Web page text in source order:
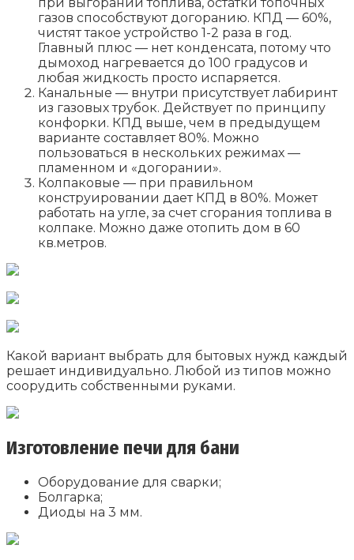
газов способствуют догоранию. КПД — 60%,
чистят такое устройство 1-2 раза в год.
Главный плюс — нет конденсата, потому что
дымоход нагревается до 100 градусов и
любая жидкость просто испаряется.
Канальные — внутри присутствует лабиринт
из газовых трубок. Действует по принципу
конфорки. КПД выше, чем в предыдущем
варианте составляет 80%. Можно
пользоваться в нескольких режимах —
пламенном и «догорании».
Колпаковые — при правильном
конструировании дает КПД в 80%. Может
работать на угле, за счет сгорания топлива в
колпаке. Можно даже отопить дом в 60
кв.метров.
Какой вариант выбрать для бытовых нужд каждый
решает индивидуально. Любой из типов можно
соорудить собственными руками.
Изготовление печи для бани
Оборудование для сварки;
Болгарка;
Диоды на 3 мм.